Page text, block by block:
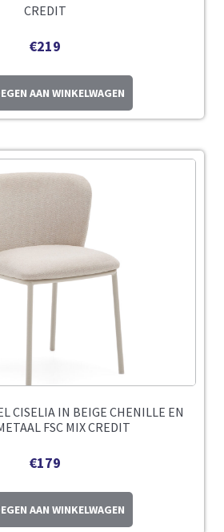
CREDIT
€219
AAN WINKELWAGEN
CISELIA IN BEIGE CHENILLE EN
FSC MIX CREDIT
€179
AAN WINKELWAGEN